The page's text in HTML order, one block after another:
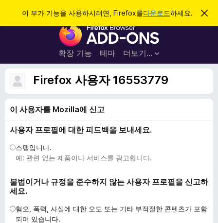
이 부가 기능을 사용하시려면, Firefox를다운로드하세요.
이
림
F
r
e
f
o
우
부
기
확장 기능 테마 더보기…
로그인
Firefox 사용자 16553779
이 사용자를 Mozilla에 신고
사용자 프로필에 대한 피드백을 보내세요.
스팸입니다.
예: 관련 없는 제품이나 서비스를 광고합니다.
불법이거나 규정을 준수하지 않는 사용자 프로필을 신고하
세요.
혐오, 폭력, 사실에 대한 오도 또는 기타 부적절한 콘텐츠가 포함
되어 있습니다.